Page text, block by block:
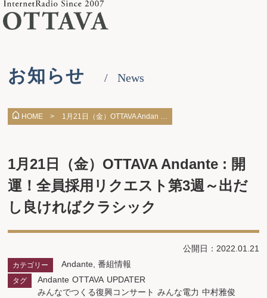
お知らせ News
HOME > 1月21日（金）OTTAVA Andan …
1月21日（金）OTTAVA Andante : 開
運！全員採用リクエスト第3週～出だ
し良ければクラシック
公開日：2022.01.21
カテゴリー Andante ,番組情報
タグ Andante OTTAVA UPDATER
みんなでつくる復興コンサート みんな電力 中村雅俊